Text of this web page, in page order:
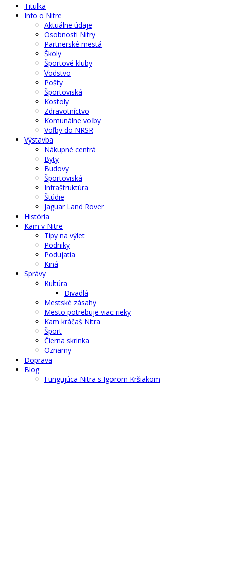
Titulka
Info o Nitre
Aktuálne údaje
Osobnosti Nitry
Partnerské mestá
Školy
Športové kluby
Vodstvo
Pošty
Športoviská
Kostoly
Zdravotníctvo
Komunálne voľby
Voľby do NRSR
Výstavba
Nákupné centrá
Byty
Budovy
Športoviská
Infraštruktúra
Štúdie
Jaguar Land Rover
História
Kam v Nitre
Tipy na výlet
Podniky
Podujatia
Kiná
Správy
Kultúra
Divadlá
Mestské zásahy
Mesto potrebuje viac rieky
Kam kráčaš Nitra
Šport
Čierna skrinka
Oznamy
Doprava
Blog
Fungujúca Nitra s Igorom Kršiakom